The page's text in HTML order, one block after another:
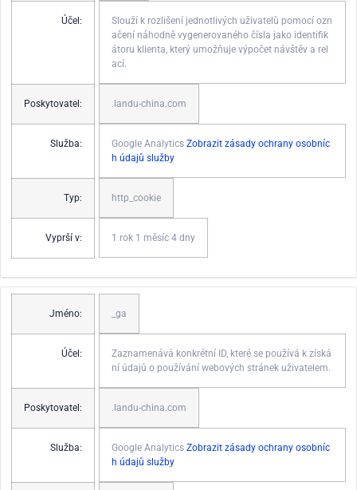
Účel:
Slouží k rozlišení jednotlivých uživatelů pomocí ozn
ačení náhodně vygenerovaného čísla jako identifik
átoru klienta, který umožňuje výpočet návštěv a rel
ací.
Poskytovatel: .landu-china.com
Služba: Google Analytics Zobrazit zásady ochrany osobníc
h údajů služby
Typ: http_cookie
Vyprší v: 1 rok 1 měsíc 4 dny
Jméno: _ga
Účel:
Zaznamenává konkrétní ID, které se používá k získá
ní údajů o používání webových stránek uživatelem.
Poskytovatel: .landu-china.com
Služba: Google Analytics Zobrazit zásady ochrany osobníc
h údajů služby